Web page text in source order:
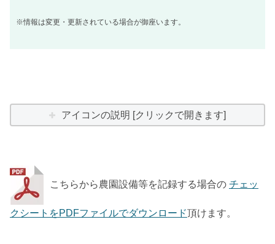
※情報は変更・更新されている場合が御座います。
アイコンの説明 [クリックで開きます]
こちらから農園設備等を記録する場合の チェッ
クシートをPDFファイルでダウンロード頂けます。